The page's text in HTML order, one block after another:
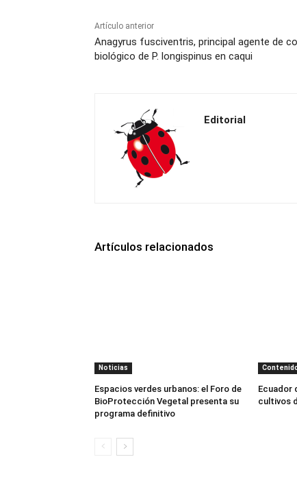
Artículo anterior
Anagyrus fusciventris, principal agente de
biológico de P. longispinus en caqui
Editorial
Artículos relacionados
Noticias
Espacios verdes urbanos: el Foro de
BioProtección Vegetal presenta su
programa definitivo
Ecuador
cultivos